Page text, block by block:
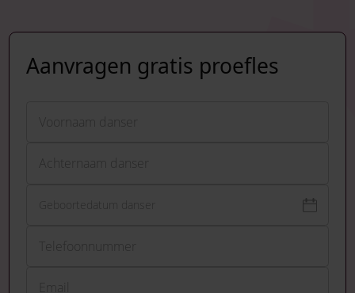
Aanvragen gratis proefles
Dit veld is bedoeld voor validatiedoeleinden en moet niet worden
Voornaam danser
Achternaam danser
Telefoonnummer